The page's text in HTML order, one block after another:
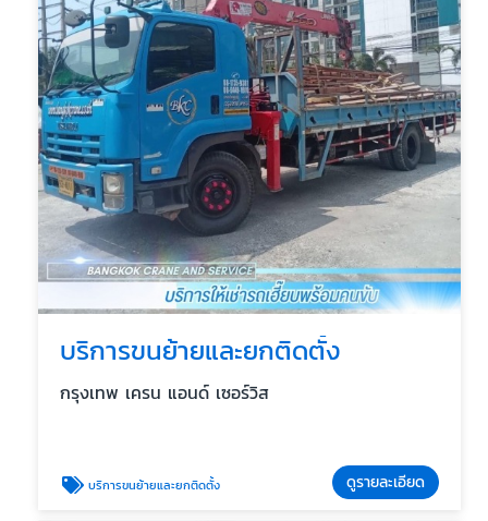
บริการขนย้ายและยกติดตั้ง
กรุงเทพ เครน แอนด์ เซอร์วิส
บริการขนย้ายและยกติดตั้ง ดูรายละเอียด